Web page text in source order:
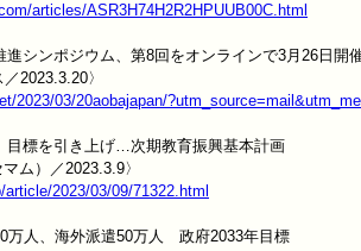
articles/ASR3H74H2R2HPUUB00C.html
シンポジウム、第8回をオンラインで3月26日開
2023/03/20aobajapan/
目標を引き上げ…次期教育振興基本計画
2023/03/09/71322.html
万人、海外派遣50万人　政府2033年目標